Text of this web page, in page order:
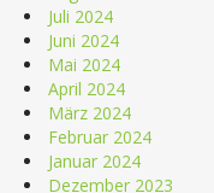
Juli 2024
Juni 2024
Mai 2024
April 2024
März 2024
Februar 2024
Januar 2024
Dezember 2023